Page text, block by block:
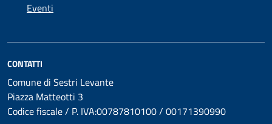
Eventi
CONTATTI
Comune di Sestri Levante
Piazza Matteotti 3
Codice fiscale / P. IVA:00787810100 / 00171390990